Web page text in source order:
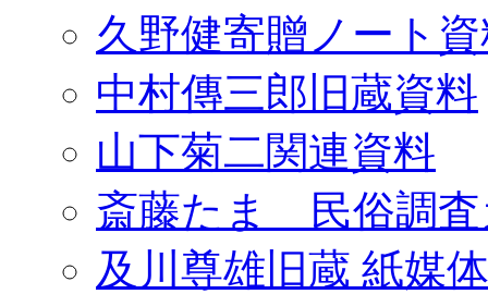
久野健寄贈ノート
中村傳三郎旧蔵資料
山下菊二関連資料
斎藤たま 民俗調査
及川尊雄旧蔵 紙媒